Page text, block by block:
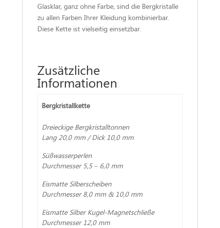
Glasklar, ganz ohne Farbe, sind die Bergkristalle
zu allen Farben Ihrer Kleidung kombinierbar.
Diese Kette ist vielseitig einsetzbar.
Zusätzliche
Informationen
Bergkristallkette
Dreieckige Bergkristalltonnen
Lang 20,0 mm / Dick 10,0 mm
Süßwasserperlen
Durchmesser 5,5 – 6,0 mm
Eismatte Silberscheiben
Durchmesser 8,0 mm & 10,0 mm
Eismatte Silber Kugel-Magnetschließe
Durchmesser 12,0 mm